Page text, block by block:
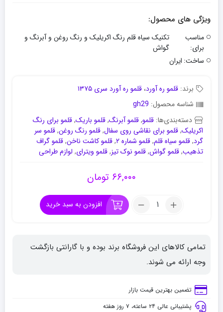
ویژگی های محصول:
مناسب
برای:
تکنیک سیاه قلم رنگ اکریلیک و رنگ روغن و آبرنگ و
گواش
ساخت: ایران
برند: قلمو ره آورد، قلمو ره آورد سری ۱۳۷۵
شناسه محصول: gh29
دسته‌بندی‌ها: قلمو,قلمو آبرنگ,قلمو باریک,قلمو برای رنگ
اکریلیک,قلمو برای نقاشی روی سفال,قلمو رنگ روغن,قلمو سر
گرد,قلمو سیاه قلم,قلمو شماره ۲ ,قلمو کاشت ناخن,قلمو گراف
تذهیب,قلمو گواش,قلمو نوک تیز,قلمو ویترای, لوازم طراحی
۶۶,۰۰۰ تومان
تعداد:
1375
شماره
سرگرد
افزودن به سبد خرید
تمامی کالاهای این فروشگاه برند بوده و با گارانتی بازگشت
وجه ارائه می شوند.
تضمین بهترین قیمت بازار
پشتیبانی عالی ۲۴ ساعته، ۷ روز هفته